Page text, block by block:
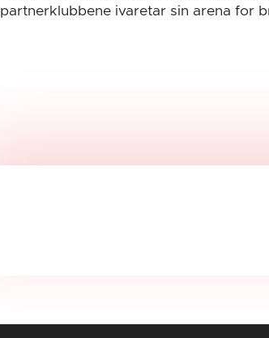
partnerklubbene ivaretar sin arena for